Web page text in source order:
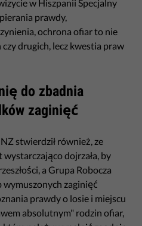
w Hiszpanii Specjalny
prawdy,
ochrona ofiar to nie
drugich, lecz kwestia praw
do zbadnia
zaginięć
stwierdził również, ze
dojrzała, by
a Grupa Robocza
zaginięć
prawdy o losie i miejscu
absolutnym" rodzin ofiar,